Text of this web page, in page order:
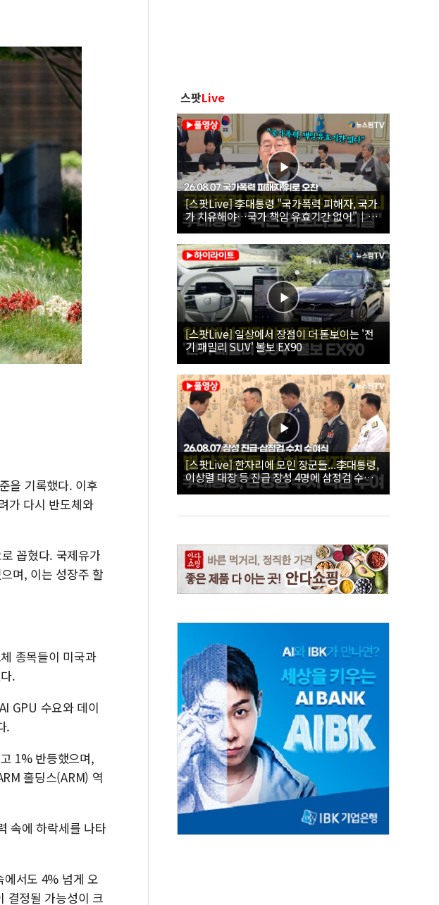
을 기록했다. 이후
가 다시 반도체와
꼽혔다. 국제유가
며, 이는 성장주 할
종목들이 미국과
.
GPU 수요와 데이
.
1% 반등했으며,
홀딩스(ARM) 역
속에 하락세를 나타
서도 4% 넘게 오
결정될 가능성이 크
스팟Live
[스팟Live] 李대통령 "국가폭력 피해자, 국가
가 치유해야…국가 책임 유효기간 없어"｜
26.08.07 국가폭력 피해자 위로 오찬
[스팟Live] 일상에서 장점이 더 돋보이는 '전
기 패밀리 SUV' 볼보 EX90
[스팟Live] 한자리에 모인 장군들...李대통령,
이상렬 대장 등 진급 장성 4명에 삼정검 수치
직접 수여｜26.08.07 장성 진급·삼정검 수치